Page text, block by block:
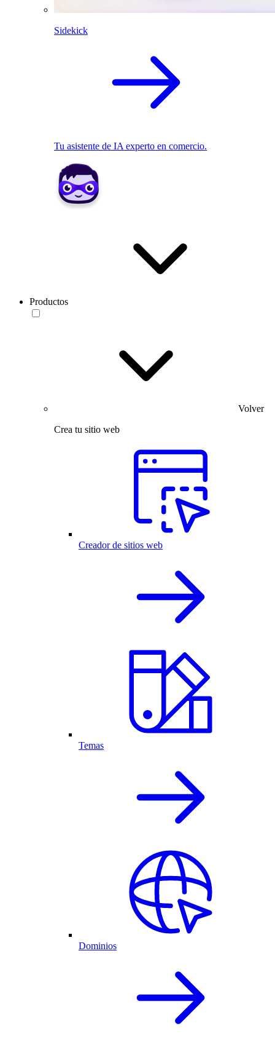
Sidekick
Tu asistente de IA experto en comercio.
Productos
Volver
Crea tu sitio web
Creador de sitios web
Temas
Dominios